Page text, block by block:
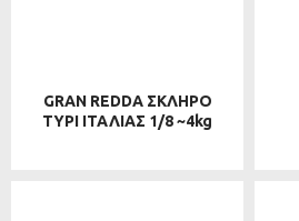
GRAN REDDA ΣΚΛΗΡΟ
ΤΥΡΙ ΙΤΑΛΙΑΣ 1/8 ~4kg